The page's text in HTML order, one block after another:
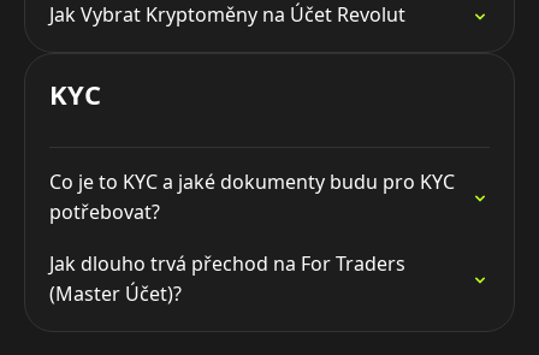
Jak Vybrat Kryptoměny na Účet Revolut
KYC
Co je to KYC a jaké dokumenty budu pro KYC
potřebovat?
Jak dlouho trvá přechod na For Traders
(Master Účet)?